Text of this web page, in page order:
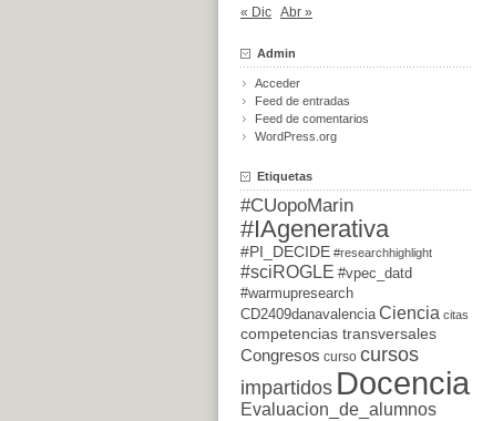
« Dic Abr »
Admin
Acceder
Feed de entradas
Feed de comentarios
WordPress.org
Etiquetas
#CUopoMarin
#IAgenerativa
#PI_DECIDE #researchhighlight
#sciROGLE #vpec_datd
#warmupresearch
CD2409danavalencia Ciencia citas
competencias transversales
Congresos curso cursos
impartidos Docencia
Evaluacion_de_alumnos